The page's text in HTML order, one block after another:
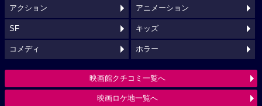
アクション アニメーション
SF キッズ
コメディ ホラー
映画館クチコミ一覧へ
映画ロケ地一覧へ